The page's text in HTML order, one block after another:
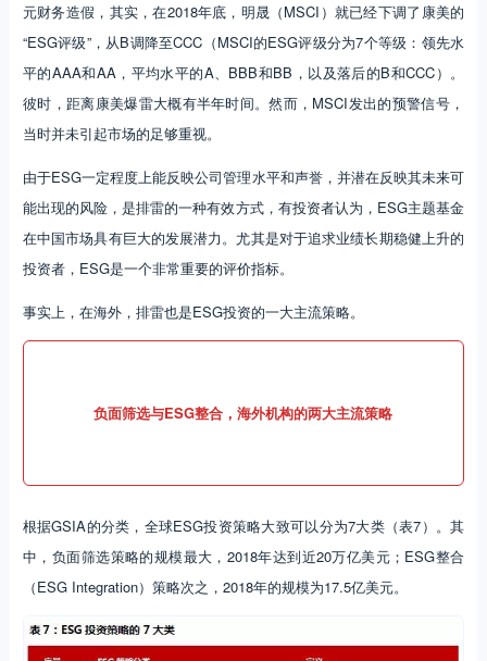
元财务造假，其实，在2018年底，明晟（MSCI）就已经下调了康美的
“ESG评级”，从B调降至CCC（MSCI的ESG评级分为7个等级：领先水
平的AAA和AA，平均水平的A、BBB和BB，以及落后的B和CCC）。
彼时，距离康美爆雷大概有半年时间。然而，MSCI发出的预警信号，
当时并未引起市场的足够重视。
由于ESG一定程度上能反映公司管理水平和声誉，并潜在反映其未来可
能出现的风险，是排雷的一种有效方式，有投资者认为，ESG主题基金
在中国市场具有巨大的发展潜力。尤其是对于追求业绩长期稳健上升的
投资者，ESG是一个非常重要的评价指标。
事实上，在海外，排雷也是ESG投资的一大主流策略。
负面筛选与ESG整合，海外机构的两大主流策略
根据GSIA的分类，全球ESG投资策略大致可以分为7大类（表7）。其
中，负面筛选策略的规模最大，2018年达到近20万亿美元；ESG整合
（ESG Integration）策略次之，2018年的规模为17.5亿美元。